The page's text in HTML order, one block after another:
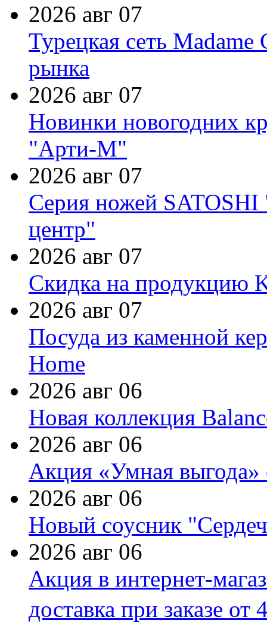
2026 авг 07
Турецкая сеть Madame
рынка
2026 авг 07
Новинки новогодних
"Арти-М"
2026 авг 07
Серия ножей
центр"
2026 авг 07
Скидка на продукцию
2026 авг 07
Посуда из каменной
Home
2026 авг 06
Новая коллекция
2026 авг 06
Акция «Умная выгода»
2026 авг 06
Новый соусник
2026 авг 06
Акция в интернет-
доставка при заказе от